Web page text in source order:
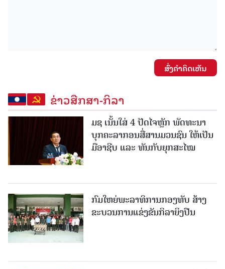
ສົ່ງຄໍາຄິດເຫັນ
ຂ່າວສືກສາ-ກິລາ
ມຊ ເນັ້ນໃສ່ 4 ປັດໄຈຫຼັກ ພັດທະນາ
ບຸກຄະລາກອນສື່ສານມວນຊົນ ໃຫ້ເປັນ
ມືອາຊີບ ແລະ ທັນກັບຍຸກສະໄໝ
ກົມໃຫຍ່ພະລາທິການກອງທັບ ສ້າງ
ຂະບວນການແຂ່ງຂັນກິລາຍິງປືນ